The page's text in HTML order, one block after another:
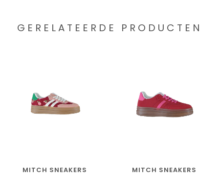
GERELATEERDE PRODUCTEN
MITCH SNEAKERS
MITCH SNEAKERS